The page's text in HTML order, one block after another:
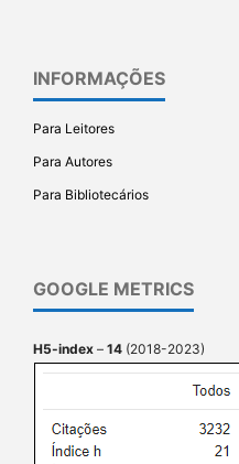
INFORMAÇÕES
Para Leitores
Para Autores
Para Bibliotecários
GOOGLE METRICS
H5-index – 14 (2018-2023)